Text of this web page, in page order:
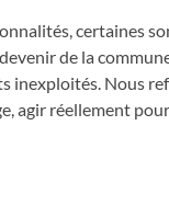
certaines
de la
inexploités. Nous
agir réellement